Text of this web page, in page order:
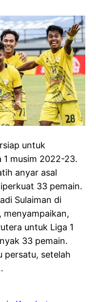
untuk
musim 2022-23.
anyar asal
33 pemain.
Sulaiman di
menyampaikan,
untuk Liga 1
33 pemain.
persatu, setelah